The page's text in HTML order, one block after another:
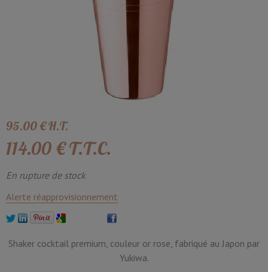
95.00€H.T.
114.00 €T.T.C.
En rupture de stock
Alerte réapprovisionnement
Shaker cocktail premium, couleur or rose, fabriqué au Japon par
Yukiwa.